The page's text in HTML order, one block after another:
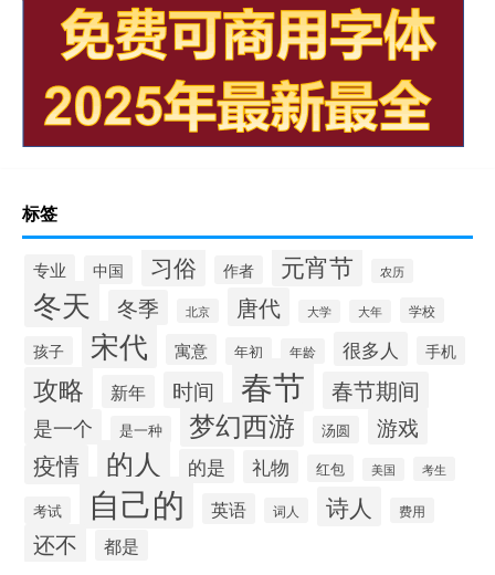
标签
专业 中国 习俗 作者 元宵节 农历
冬天 冬季 北京 唐代 大学 大年 学校
孩子 宋代 寓意 年初 年龄 很多人 手机
攻略 新年 时间 春节 春节期间
是一个 是一种 梦幻西游 汤圆 游戏
疫情 的人 的是 礼物 红包 美国 考生
考试 自己的 英语 词人 诗人 费用
还不 都是